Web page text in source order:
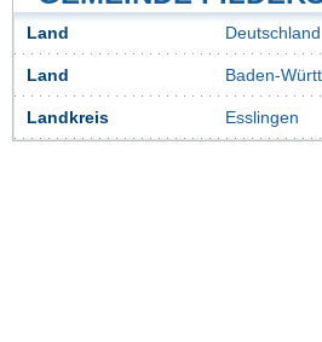
Land Deutschland
Land Baden-
Landkreis Esslingen